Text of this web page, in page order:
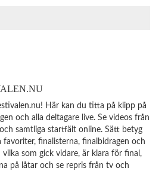
Här kan du titta på klipp på
och alla deltagare live. Se videos från
samtliga startfält online. Sätt betyg
finalisterna, finalbidragen och
som gick vidare, är klara för final,
på låtar och se repris från tv och